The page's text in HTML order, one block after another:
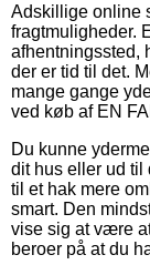
Adskillige online
fragtmuligheder.
afhentningssted,
der er tid til det.
mange gange
ved køb af EN
Du kunne
dit hus eller ud til
til et hak mere
smart. Den
vise sig at være
beroer på at du